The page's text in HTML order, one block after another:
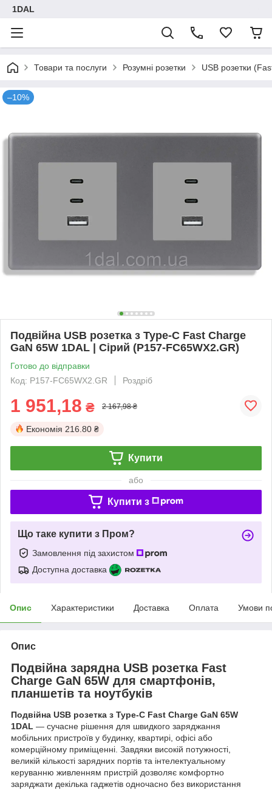
1DAL
Товари та послуги Розумні розетки USB розетки
–10%
Подвійна USB розетка з Type-C Fast Charge
GaN 65W 1DAL | Сірий (P157-FC65WX2.GR)
Готово до відправки
Код: P157-FC65WX2.GR
Роздріб
1 951,18 ₴ 2 167,98 ₴
Економія 216.80 ₴
Купити
або
Купити з
Що таке купити з Пром?
Замовлення під захистом
Доступна доставка
Опис Характеристики Доставка Оплата Умови
Опис
Подвійна зарядна USB розетка Fast
Charge GaN 65W для смартфонів,
планшетів та ноутбуків
Подвійна USB розетка з Type-C Fast Charge GaN 65W
1DAL — сучасне рішення для швидкого заряджання
мобільних пристроїв у будинку, квартирі, офісі або
комерційному приміщенні. Завдяки високій потужності,
великій кількості зарядних портів та інтелектуальному
керуванню живленням пристрій дозволяє комфортно
заряджати декілька гаджетів одночасно без використання